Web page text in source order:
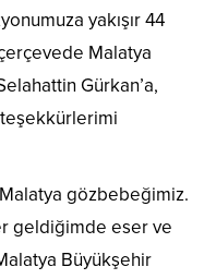
yakışır 44
çerçevede Malatya
Gürkan’a,
gözbebeğimiz.
geldiğimde eser ve
Büyükşehir